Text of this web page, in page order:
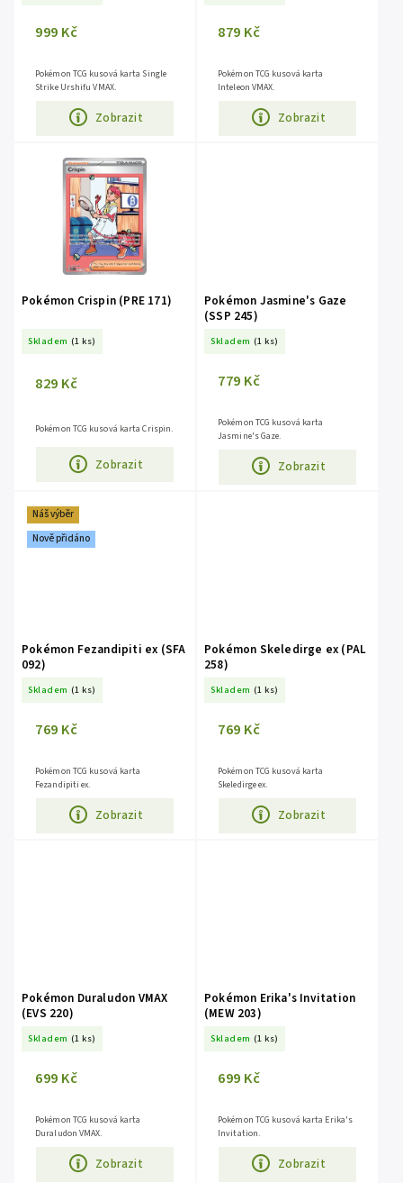
999 Kč
Zobrazit
Pokémon TCG kusová karta Single
Strike Urshifu VMAX.
879 Kč
Zobrazit
Pokémon TCG kusová karta
Inteleon VMAX.
Pokémon Crispin (PRE 171)
Skladem (1 ks)
829 Kč
Zobrazit
Pokémon TCG kusová karta Crispin.
Pokémon Jasmine's Gaze
(SSP 245)
Skladem (1 ks)
779 Kč
Zobrazit
Pokémon TCG kusová karta
Jasmine's Gaze.
Náš výběr
Nově přidáno
Pokémon Fezandipiti ex (SFA
092)
Skladem (1 ks)
769 Kč
Zobrazit
Pokémon TCG kusová karta
Fezandipiti ex.
Pokémon Skeledirge ex (PAL
258)
Skladem (1 ks)
769 Kč
Zobrazit
Pokémon TCG kusová karta
Skeledirge ex.
Pokémon Duraludon VMAX
(EVS 220)
Skladem (1 ks)
699 Kč
Zobrazit
Pokémon TCG kusová karta
Duraludon VMAX.
Pokémon Erika's Invitation
(MEW 203)
Skladem (1 ks)
699 Kč
Zobrazit
Pokémon TCG kusová karta Erika's
Invitation.